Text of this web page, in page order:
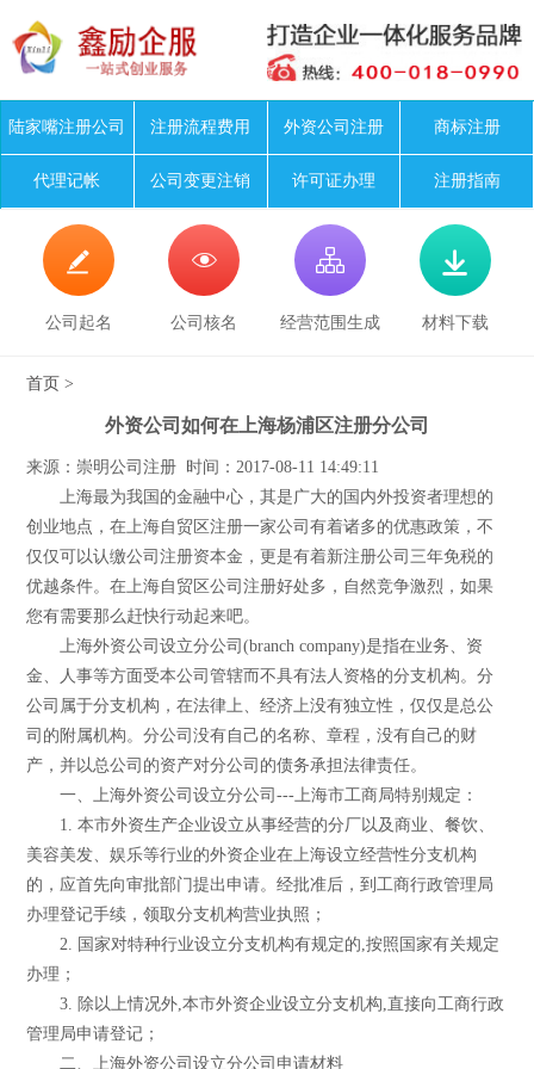
陆家嘴注册公司 注册流程费用 外资公司注册 商标注册
代理记帐 公司变更注销 许可证办理 注册指南

公司起名

公司核名

经营范围生成

材料下载
首页 >
外资公司如何在上海杨浦区注册分公司
来源：崇明公司注册 时间：2017-08-11 14:49:11
上海最为我国的金融中心，其是广大的国内外投资者理想的
创业地点，在上海自贸区注册一家公司有着诸多的优惠政策，不
仅仅可以认缴公司注册资本金，更是有着新注册公司三年免税的
优越条件。在上海自贸区公司注册好处多，自然竞争激烈，如果
您有需要那么赶快行动起来吧。
上海外资公司设立分公司(branch company)是指在业务、资
金、人事等方面受本公司管辖而不具有法人资格的分支机构。分
公司属于分支机构，在法律上、经济上没有独立性，仅仅是总公
司的附属机构。分公司没有自己的名称、章程，没有自己的财
产，并以总公司的资产对分公司的债务承担法律责任。
一、上海外资公司设立分公司---上海市工商局特别规定：
1. 本市外资生产企业设立从事经营的分厂以及商业、餐饮、
美容美发、娱乐等行业的外资企业在上海设立经营性分支机构
的，应首先向审批部门提出申请。经批准后，到工商行政管理局
办理登记手续，领取分支机构营业执照；
2. 国家对特种行业设立分支机构有规定的,按照国家有关规定
办理；
3. 除以上情况外,本市外资企业设立分支机构,直接向工商行政
管理局申请登记；
二、上海外资公司设立分公司申请材料